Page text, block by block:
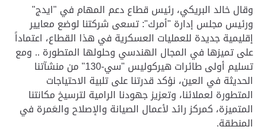
وقال خالد البريكي، رئيس قطاع دعم المهام في "ايدج"
ورئيس مجلس إدارة "أمرك": تسعى شركتنا لوضع معايير
إقليمية جديدة للعمليات العسكرية في هذا القطاع، اعتماداً
على تميزها في المجال الهندسي وحلولها المتطورة .. ومع
تسليم أولى طائرات هيركوليس "سي-130" من منشآتنا
الحديثة في العين، نؤكد قدرتنا على تلبية الاحتياجات
المتطورة لعملائنا، وتعزيز جهودنا الرامية لترسيخ مكانتنا
المتميزة، كمركز رائد لأعمال الصيانة والإصلاح والعَمرة في
المنطقة.